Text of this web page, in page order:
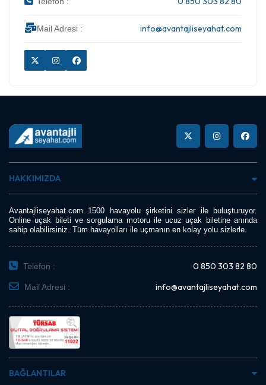
Mail Adresi : info@avantajliseyahat.com
HAKKIMIZDA
Avantajliseyahat.com 1500 havayolu şirketini sizler ile buluşturuyor.
Online uçak bileti ve sorgulama motoru ile ucuz uçak biletine anında
sahip olabilirsiniz. Tüm havayolları ile uçmanın en kolay yolu sizlerle.
Telefon : 0 850 303 82 80
Mail Adresi : info@avantajliseyahat.com
BAĞLANTILAR